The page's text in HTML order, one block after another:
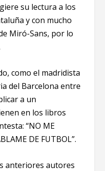
su lectura a los
y con mucho
Miró-Sans, por lo
como el madridista
del Barcelona entre
a un
en los libros
“NO ME
DE FUTBOL”.
anteriores autores